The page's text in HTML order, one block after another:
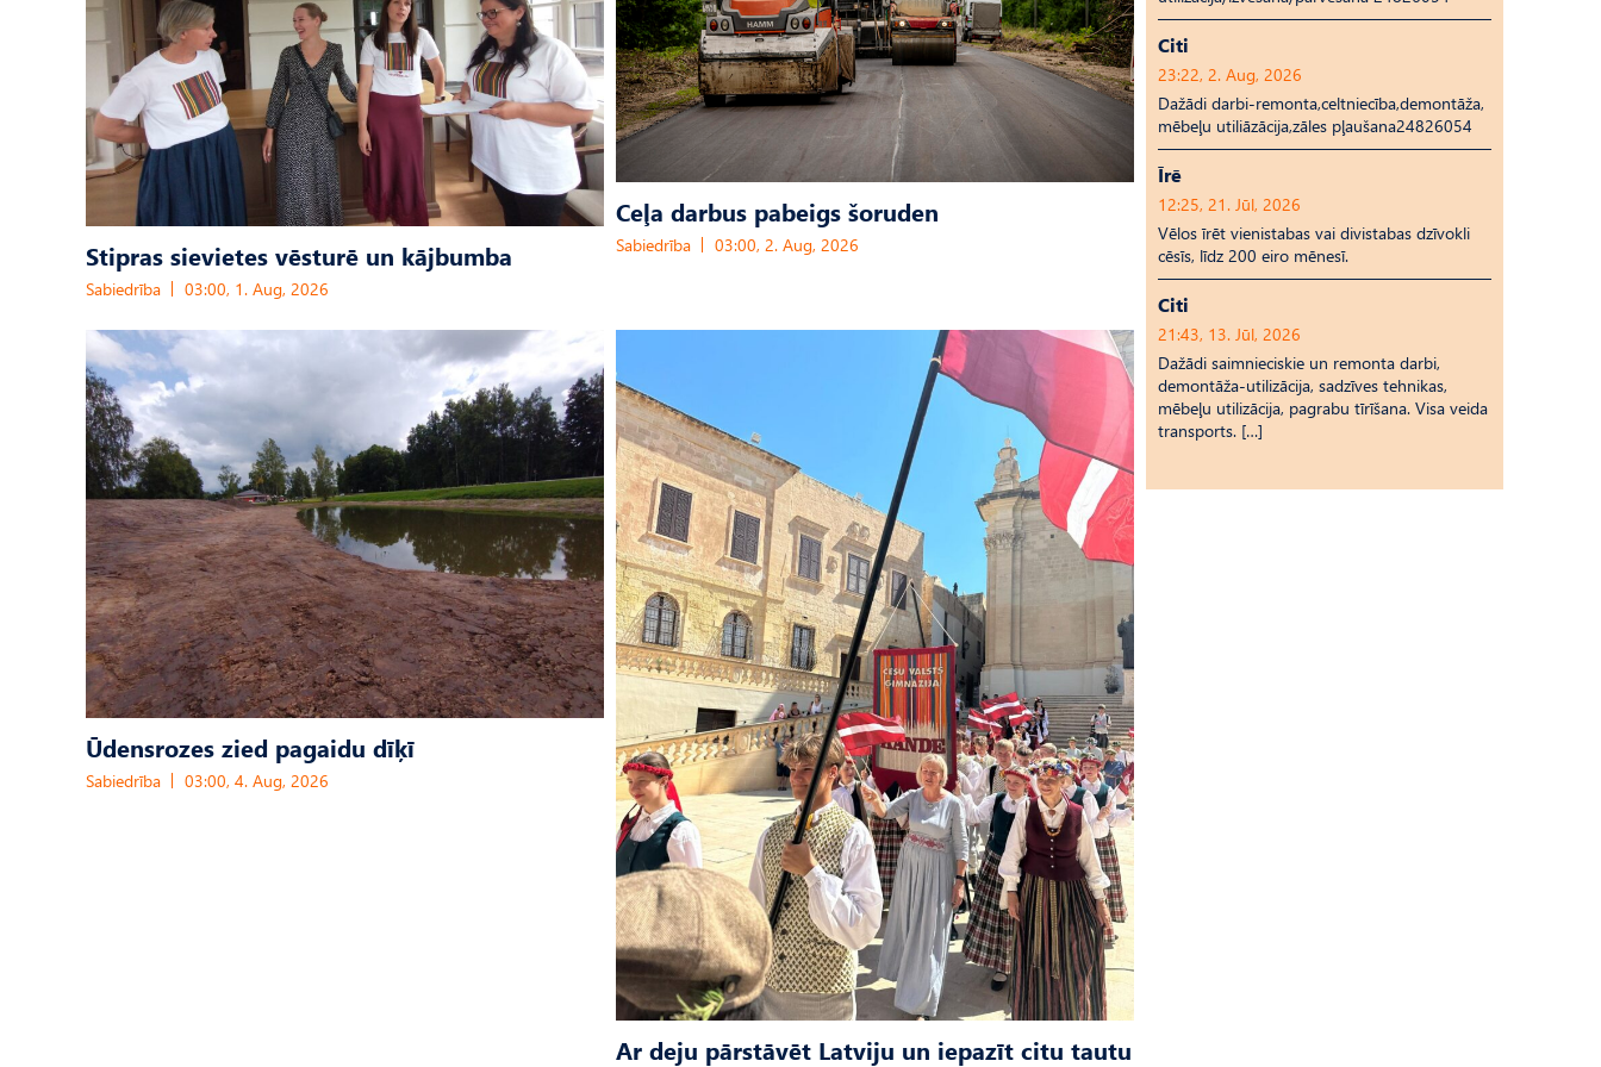
Stipras sievietes vēsturē un kājbumba
Sabiedrība 03:00, 1. Aug, 2026
Ceļa darbus pabeigs šoruden
Sabiedrība 03:00, 2. Aug, 2026
Ūdensrozes zied pagaidu dīķī
Sabiedrība 03:00, 4. Aug, 2026
Ar deju pārstāvēt Latviju un iepazīt citu tautu
Citi
23:22, 2. Aug, 2026
Dažādi darbi-remonta,celtniecība,demontāža,
mēbeļu utiliāzācija,zāles pļaušana24826054
Īrē
12:25, 21. Jūl, 2026
Vēlos īrēt vienistabas vai divistabas dzīvokli
cēsīs, līdz 200 eiro mēnesī.
Citi
21:43, 13. Jūl, 2026
Dažādi saimnieciskie un remonta darbi,
demontāža-utilizācija, sadzīves tehnikas,
mēbeļu utilizācija, pagrabu tīrīšana. Visa veida
transports. […]